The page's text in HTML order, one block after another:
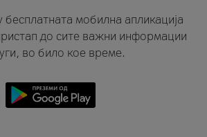
бесплатната мобилна апликација
до сите важни информации
во било кое време.